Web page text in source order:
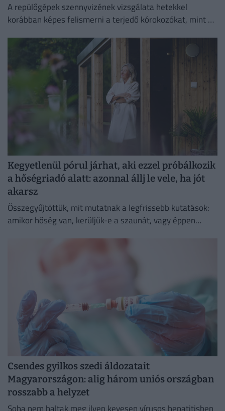
A repülőgépek szennyvizének vizsgálata hetekkel
korábban képes felismerni a terjedő kórokozókat, mint a
módszerek.
Kegyetlenül pórul járhat, aki ezzel próbálkozik
a hőségriadó alatt: azonnal állj le vele, ha jót
akarsz
Összegyűjtöttük, mit mutatnak a legfrissebb kutatások:
amikor hőség van, kerüljük-e a szaunát, vagy éppen
Csendes gyilkos szedi áldozatait
Magyarországon: alig három uniós országban
rosszabb a helyzet